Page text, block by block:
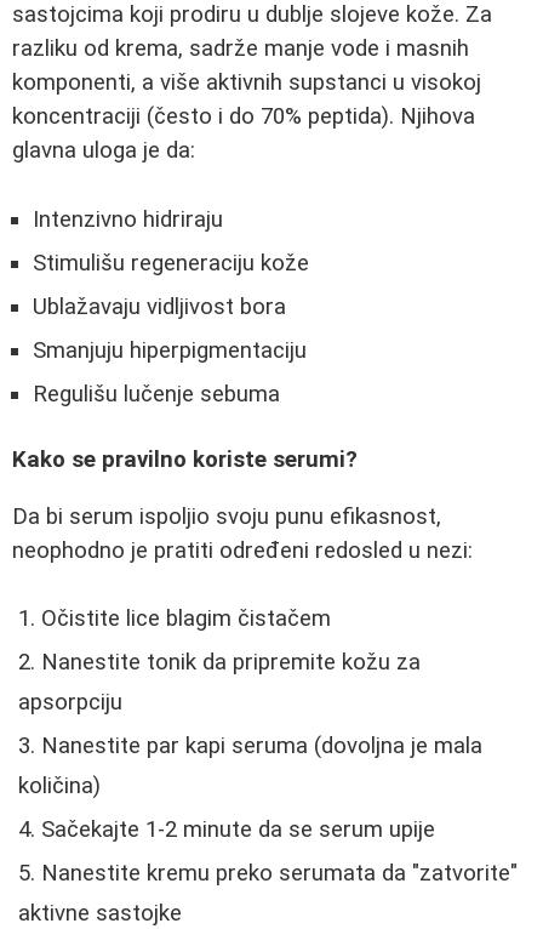
sastojcima koji prodiru u dublje slojeve kože. Za
razliku od krema, sadrže manje vode i masnih
komponenti, a više aktivnih supstanci u visokoj
koncentraciji (često i do 70% peptida). Njihova
glavna uloga je da:
Intenzivno hidriraju
Stimulišu regeneraciju kože
Ublažavaju vidljivost bora
Smanjuju hiperpigmentaciju
Regulišu lučenje sebuma
Kako se pravilno koriste serumi?
Da bi serum ispoljio svoju punu efikasnost,
neophodno je pratiti određeni redosled u nezi:
Očistite lice blagim čistačem
Nanestite tonik da pripremite kožu za
apsorpciju
Nanestite par kapi seruma (dovoljna je mala
količina)
Sačekajte 1-2 minute da se serum upije
Nanestite kremu preko serumata da "zatvorite"
aktivne sastojke